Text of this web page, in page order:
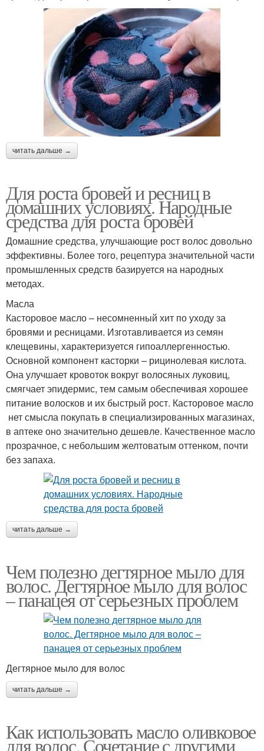
читать дальше →
Для роста бровей и ресниц в
домашних условиях. Народные
средства для роста бровей
Домашние средства, улучшающие рост волос довольно
эффективны. Более того, рецептура значительной части
промышленных средств базируется на народных
методах.
Масла
Касторовое масло – несомненный хит по уходу за
бровями и ресницами. Изготавливается из семян
клещевины, характеризуется гипоаллергенностью.
Основной компонент касторки – рицинолевая кислота.
Она улучшает кровоток вокруг волосяных луковиц,
смягчает эпидермис, тем самым обеспечивая хорошее
питание волосков и их быстрый рост. Касторовое масло
нет смысла покупать в специализированных магазинах,
в аптеке оно значительно дешевле. Качественное масло
прозрачное, с небольшим желтоватым оттенком, почти
без запаха.
читать дальше →
Чем полезно дегтярное мыло для
волос. Дегтярное мыло для волос
– панацея от серьезных проблем
Дегтярное мыло для волос
читать дальше →
Как использовать масло оливковое
для волос. Сочетание с другими